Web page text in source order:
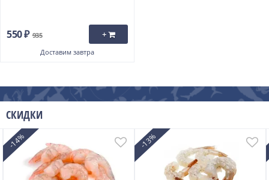
550 ₽ 935 +
Доставим завтра
СКИДКИ
-14% -13%